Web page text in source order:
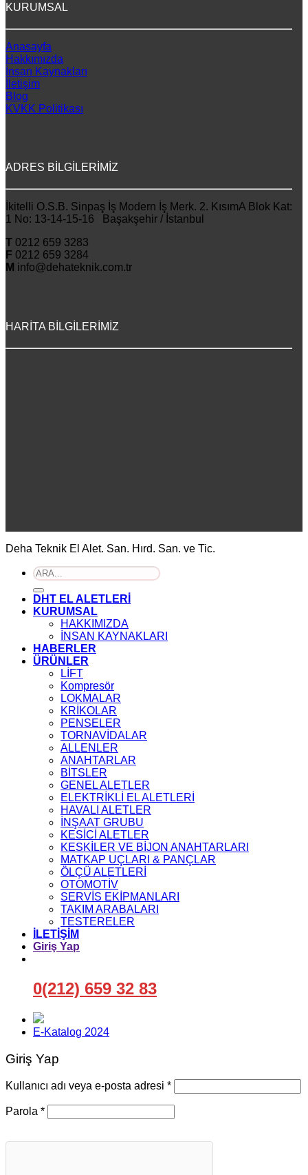
KURUMSAL
Anasayfa
Hakkımızda
İnsan Kaynakları
İletişim
Blog
KVKK Politikası
ADRES BİLGİLERİMİZ
İkitelli O.S.B. Sinpaş İş Modern İş Merk. 2. KısımA Blok Kat:
1 No: 13-14-15-16 Başakşehir / İstanbul
T 0212 659 3283
F 0212 659 3284
M info@dehateknik.com.tr
HARİTA BİLGİLERİMİZ
Deha Teknik El Alet. San. Hırd. San. ve Tic.
Ara:
DHT EL ALETLERİ
KURUMSAL
HAKKIMIZDA
İNSAN KAYNAKLARI
HABERLER
ÜRÜNLER
LİFT
Kompresör
LOKMALAR
KRİKOLAR
PENSELER
TORNAVİDALAR
ALLENLER
ANAHTARLAR
BİTSLER
GENEL ALETLER
ELEKTRİKLİ EL ALETLERİ
HAVALI ALETLER
İNŞAAT GRUBU
KESİCİ ALETLER
KESKİLER VE BİJON ANAHTARLARI
MATKAP UÇLARI & PANÇLAR
ÖLÇÜ ALETLERİ
OTOMOTİV
SERVİS EKİPMANLARI
TAKIM ARABALARI
TESTERELER
İLETİŞİM
Giriş Yap
0(212) 659 32 83
E-Katalog 2024
Giriş Yap
Kullanıcı adı veya e-posta adresi *Gerekli
Parola *Gerekli